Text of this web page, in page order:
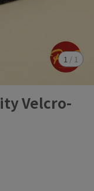
1 / 1
Velcro-